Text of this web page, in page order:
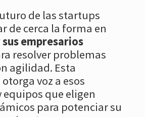
de las startups
de cerca la forma en
sus empresarios
resolver problemas
agilidad. Esta
voz a esos
que eligen
para potenciar su